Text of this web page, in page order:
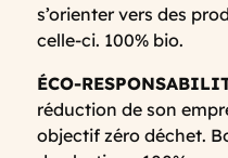
s’orienter vers des
celle-ci. 100% bio.
ÉCO-
réduction de son
objectif zéro déchet.